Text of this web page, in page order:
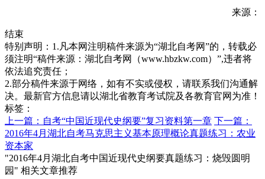
来源：
结束
特别声明：1.凡本网注明稿件来源为“湖北自考网”的，转载必
须注明“稿件来源：湖北自考网（www.hbzkw.com）”,违者将
依法追究责任；
2.部分稿件来源于网络，如有不实或侵权，请联系我们沟通解
决。最新官方信息请以湖北省教育考试院及各教育官网为准！
标签：
上一篇：自考“中国近现代史纲要”复习资料第一章 下一篇：
2016年4月湖北自考马克思主义基本原理概论真题练习：农业
资本家
"2016年4月湖北自考中国近现代史纲要真题练习：烧毁圆明
园" 相关文章推荐